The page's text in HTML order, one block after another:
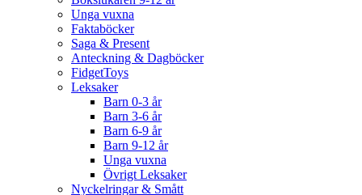
Unga vuxna
Faktaböcker
Saga & Present
Anteckning & Dagböcker
FidgetToys
Leksaker
Barn 0-3 år
Barn 3-6 år
Barn 6-9 år
Barn 9-12 år
Unga vuxna
Övrigt Leksaker
Nyckelringar & Smått